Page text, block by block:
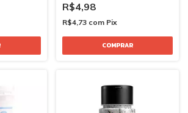
R$4,98
R$4,73 com Pix